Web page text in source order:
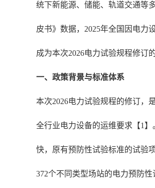
统下新能源、储能、轨道交通等
皮书》数据，2025年全国因电力
成为本次2026电力试验规程修订
一、政策背景与标准体系
本次2026电力试验规程的修订，
全行业电力设备的运维要求【1
快，原有预防性试验标准的试验
372个不同类型场站的电力预防